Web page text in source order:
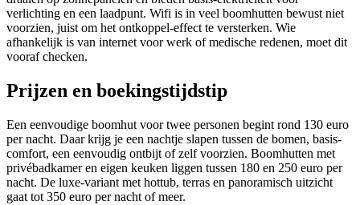
verlichting en een laadpunt. Wifi is in veel boomhutten bewust niet
voorzien, juist om het ontkoppel-effect te versterken. Wie
afhankelijk is van internet voor werk of medische redenen, moet dit
vooraf checken.
Prijzen en boekingstijdstip
Een eenvoudige boomhut voor twee personen begint rond 130 euro
per nacht. Daar krijg je een nachtje slapen tussen de bomen, basis-
comfort, een eenvoudig ontbijt of zelf voorzien. Boomhutten met
privébadkamer en eigen keuken liggen tussen 180 en 250 euro per
nacht. De luxe-variant met hottub, terras en panoramisch uitzicht
gaat tot 350 euro per nacht of meer.